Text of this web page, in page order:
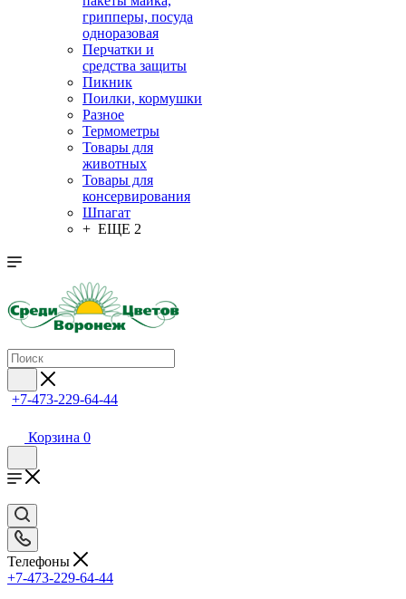
грипперы, посуда
одноразовая
Перчатки и
средства защиты
Пикник
Поилки, кормушки
Разное
Термометры
Товары для
животных
Товары для
консервирования
Шпагат
+ ЕЩЕ 2
+7-473-229-64-44
Корзина 0
Телефоны
+7-473-229-64-44